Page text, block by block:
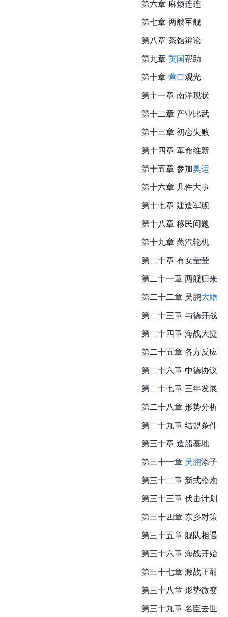
第六章 麻烦连连
第七章 两艘军舰
第八章 茶馆辩论
第九章 英国帮助
第十章 营口观光
第十一章 南洋现状
第十二章 产业比武
第十三章 初恋失败
第十四章 革命维新
第十五章 参加奥运
第十六章 几件大事
第十七章 建造军舰
第十八章 移民问题
第十九章 蒸汽轮机
第二十章 有女莹莹
第二十一章 两舰归来
第二十二章 吴鹏大婚
第二十三章 与德开战
第二十四章 海战大捷
第二十五章 各方反应
第二十六章 中德协议
第二十七章 三年发展
第二十八章 形势分析
第二十九章 结盟条件
第三十章 造船基地
第三十一章 吴鹏添子
第三十二章 新式枪炮
第三十三章 伏击计划
第三十四章 东乡对策
第三十五章 舰队相遇
第三十六章 海战开始
第三十七章 激战正酣
第三十八章 形势微变
第三十九章 名臣去世